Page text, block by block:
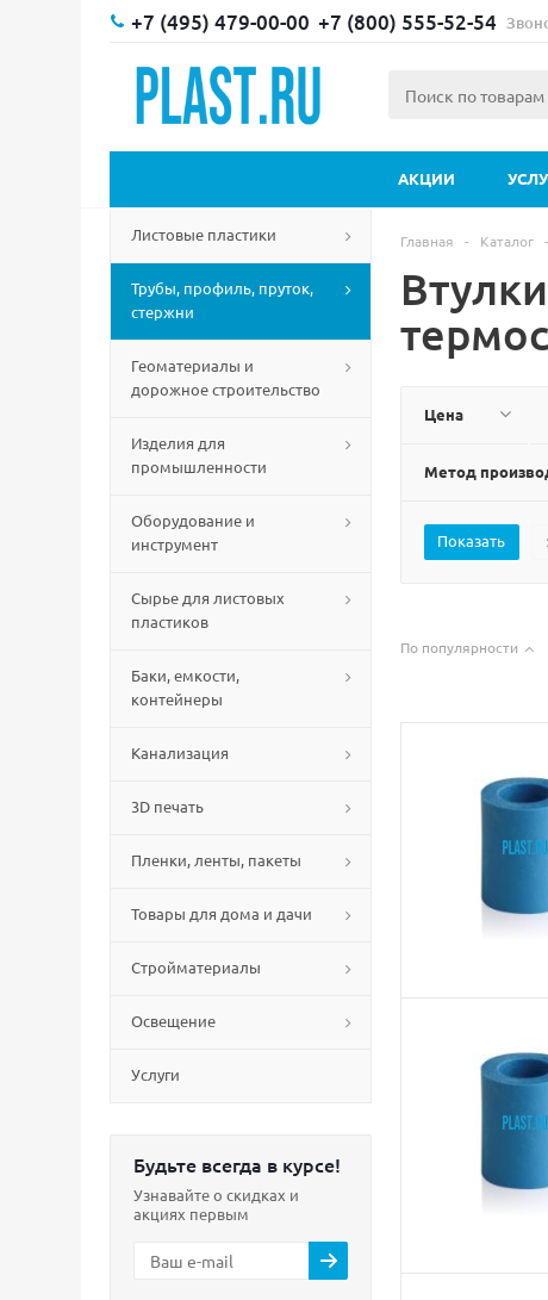
+7 (495) 479-00-00 +7 (800) 555-52-54
АКЦИИ
Листовые пластики
Трубы, профиль, пруток,
стержни
Геоматериалы и
дорожное строительство
Изделия для
промышленности
Оборудование и
инструмент
Сырье для листовых
пластиков
Баки, емкости,
контейнеры
Канализация
3D печать
Пленки, ленты, пакеты
Товары для дома и дачи
Стройматериалы
Освещение
Услуги
Будьте всегда в курсе!
Узнавайте о скидках и
акциях первым
Главная - Каталог -
Цена
Метод
По популярности